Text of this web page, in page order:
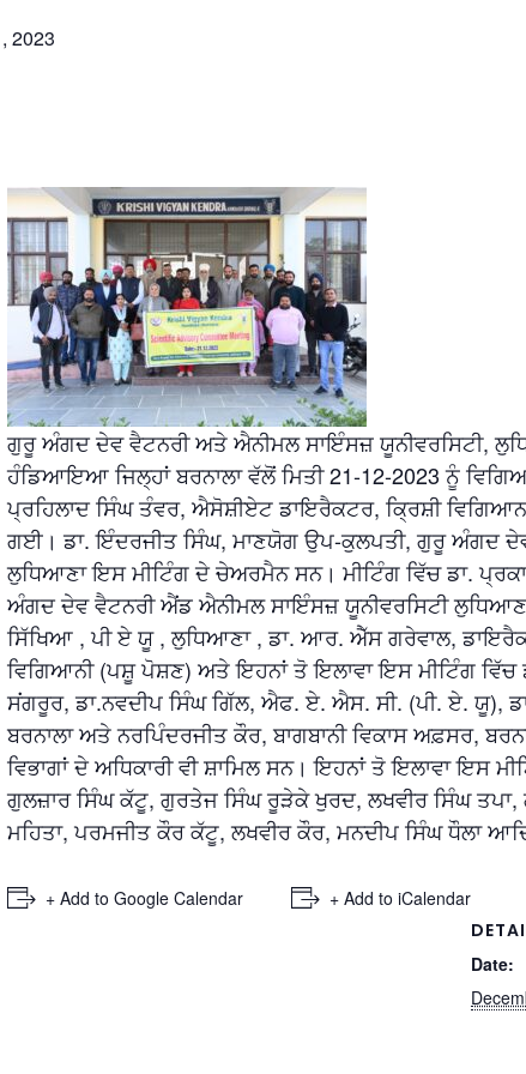
2023
ਗੁਰੂ ਅੰਗਦ ਦੇਵ ਵੈਟਨਰੀ ਅਤੇ ਐਨੀਮਲ ਸਾਇੰਸਜ਼ ਯੂਨੀਵਰਸਿਟੀ,
ਹੰਡਿਆਇਆ ਜਿਲ੍ਹਾਂ ਬਰਨਾਲਾ ਵੱਲੋਂ ਮਿਤੀ 21-12-2023 ਨੂੰ
ਪ੍ਰਹਿਲਾਦ ਸਿੰਘ ਤੰਵਰ, ਐਸੋਸ਼ੀਏਟ ਡਾਇਰੈਕਟਰ, ਕ੍ਰਿਸ਼ੀ
ਗਈ। ਡਾ. ਇੰਦਰਜੀਤ ਸਿੰਘ, ਮਾਣਯੋਗ ਉਪ-ਕੁਲਪਤੀ, ਗੁਰੂ ਅੰਗਦ
ਲੁਧਿਆਣਾ ਇਸ ਮੀਟਿੰਗ ਦੇ ਚੇਅਰਮੈਨ ਸਨ। ਮੀਟਿੰਗ ਵਿੱਚ ਡਾ.
ਅੰਗਦ ਦੇਵ ਵੈਟਨਰੀ ਐਂਡ ਐਨੀਮਲ ਸਾਇੰਸਜ਼ ਯੂਨੀਵਰਸਿਟੀ
ਸਿੱਖਿਆ , ਪੀ ਏ ਯੂ , ਲੁਧਿਆਣਾ , ਡਾ. ਆਰ. ਐੱਸ ਗਰੇਵਾਲ,
ਵਿਗਿਆਨੀ (ਪਸ਼ੂ ਪੋਸ਼ਣ) ਅਤੇ ਇਹਨਾਂ ਤੋ ਇਲਾਵਾ ਇਸ ਮੀਟਿੰਗ ਵਿੱਚ
ਸਂਗਰੂਰ, ਡਾ.ਨਵਦੀਪ ਸਿੰਘ ਗਿੱਲ, ਐਫ. ਏ. ਐਸ. ਸੀ. (ਪੀ. ਏ. ਯੂ),
ਬਰਨਾਲਾ ਅਤੇ ਨਰਪਿੰਦਰਜੀਤ ਕੌਰ, ਬਾਗਬਾਨੀ ਵਿਕਾਸ ਅਫ਼ਸਰ,
ਵਿਭਾਗਾਂ ਦੇ ਅਧਿਕਾਰੀ ਵੀ ਸ਼ਾਮਿਲ ਸਨ। ਇਹਨਾਂ ਤੋ ਇਲਾਵਾ ਇਸ
ਗੁਲਜ਼ਾਰ ਸਿੰਘ ਕੱਟੂ, ਗੁਰਤੇਜ ਸਿੰਘ ਰੂੜੇਕੇ ਖੁਰਦ, ਲਖਵੀਰ ਸਿੰਘ
ਮਹਿਤਾ, ਪਰਮਜੀਤ ਕੌਰ ਕੱਟੂ, ਲਖਵੀਰ ਕੌਰ, ਮਨਦੀਪ ਸਿੰਘ ਧੌਲਾ
+ Add to Google Calendar
+ Add to iCalendar
Date: